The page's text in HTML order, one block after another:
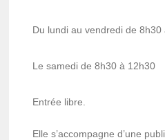
Du lundi au vendredi de 8h30
Le samedi de 8h30 à 12h30
Entrée libre.
Elle s’ac­com­pagne d’une